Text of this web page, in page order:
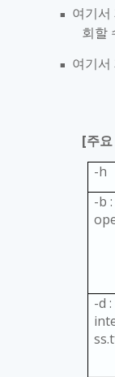
■
여기
회할
■ 여기
[주요
-h
-b
-d